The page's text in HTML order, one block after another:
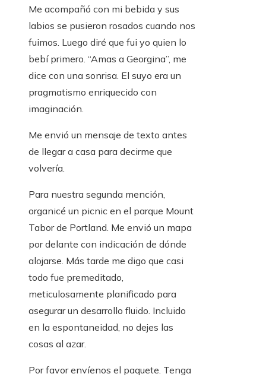
Me acompañó con mi bebida y sus
labios se pusieron rosados ​​cuando nos
fuimos. Luego diré que fui yo quien lo
bebí primero. “Amas a Georgina”, me
dice con una sonrisa. El suyo era un
pragmatismo enriquecido con
imaginación.
Me envió un mensaje de texto antes
de llegar a casa para decirme que
volvería.
Para nuestra segunda mención,
organicé un picnic en el parque Mount
Tabor de Portland. Me envió un mapa
por delante con indicación de dónde
alojarse. Más tarde me digo que casi
todo fue premeditado,
meticulosamente planificado para
asegurar un desarrollo fluido. Incluido
en la espontaneidad, no dejes las
cosas al azar.
Por favor envíenos el paquete. Tenga